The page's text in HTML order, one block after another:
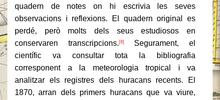
quadern de notes on hi escrivia les seves
observacions i reflexions. El quadern original es
perdé, però molts dels seus estudiosos en
conservaren transcripcions. [8]
Segurament, el
científic va consultar tota la bibliografia
corresponent a la meteorologia tropical i va
analitzar els registres dels huracans recents. El
1870, arran dels primers huracans que va viure,